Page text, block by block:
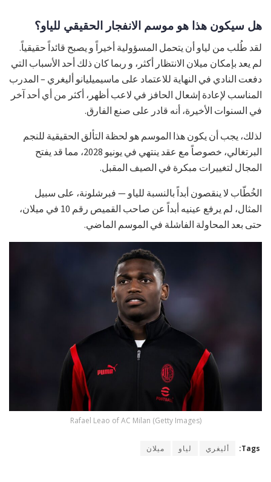
هل سيكون هذا هو موسم الانفجار الحقيقي للياو؟
لقد طُلب من لياو أن يتحمل المسؤولية أخيراً و يصبح قائداً حقيقياً.
لم يعد بإمكان ميلان الانتظار أكثر، و ربما كان ذلك أحد الأسباب التي
دفعت النادي في النهاية للاعتماد على ماسيميليانو أليغري – المدرب
المناسب لإعادة إشعال الحافز في لاعب أظهر، أكثر من أي أحد آخر
في السنوات الأخيرة، أنه قادر على صنع الفارق.
لذلك، يجب أن يكون هذا الموسم هو لحظة التألق الحقيقية للنجم
البرتغالي، خصوصاً مع عقد ينتهي في يونيو 2028، مما قد يفتح
المجال لتغييرات مبكرة في الصيف المقبل.
الخُطّاب لا ينقصون أبداً بالنسبة للياو — فبرشلونة، على سبيل
المثال، لم يرفع عينيه أبداً عن صاحب القميص رقم 10 في ميلان،
حتى بعد المحاولة الفاشلة في الموسم الماضي.
Rafael Leao of AC Milan (Getty Images)
Tags: أليغري لياو ميلان